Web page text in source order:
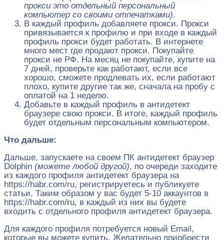
прокси это отдельный персональный
компьютер со своими отпечатками).
В каждый профиль добавляете прокси. Прокси
привязывается к профилю и при входе в каждый
профиль прокси будет работать. В интернете
много мест где продают прокси. Покупайте
прокси не РФ. На месяц не покупайте, купите на
7 дней, проверьте как работают, если все
хорошо, сможете продлевать их, если работают
плохо, купите другие так же, сначала на пробу с
оплатой на 1 неделю.
Добавьте в каждый профиль в антидетект
браузере свою прокси. В итоге, каждый профиль
будет отдельным персональным компьютером.
Что дальше:
Дальше, запускаете на своем ПК антидетект браузер
Dolphin (можете любой другой), по очереди заходите
из каждого профиля антидетект браузера на
https://habr.com/ru, регистрируетесь и публикуете
статьи. Таким образом у вас будет 5-10 аккаунтов в
https://habr.com/ru, в каждый из них вы будете
входить с отдельного профиля антидетект браузера.
Для каждого профиля потребуется новый Email,
которые вы можете купить. Желательно приобрести